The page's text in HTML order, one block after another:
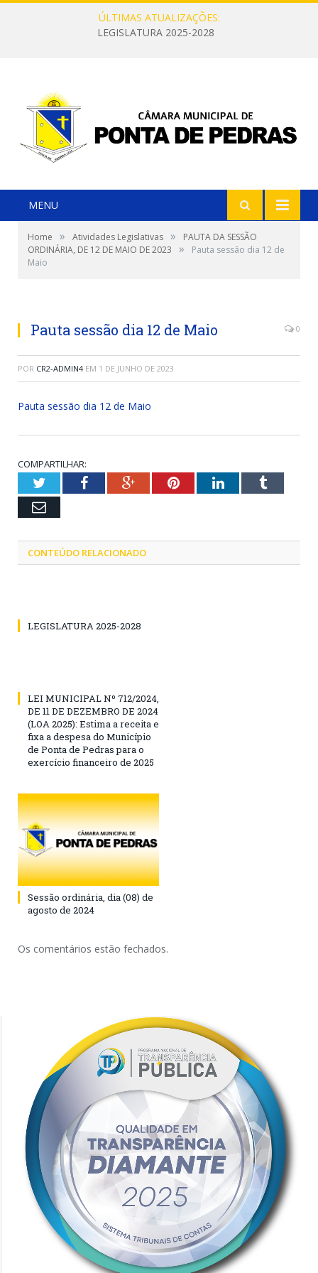
ÚLTIMAS ATUALIZAÇÕES:
LEGISLATURA 2025-2028
MENU
Home » Atividades Legislativas »
PAUTA DA SESSÃO
ORDINÁRIA, DE 12 DE MAIO DE 2023
»
Pauta sessão dia 12 de
Maio
Pauta sessão dia 12 de Maio 0
POR CR2-ADMIN4 EM 1 DE JUNHO DE 2023
Pauta sessão dia 12 de Maio
COMPARTILHAR:
TwitterFacebookGoogle+PinterestLinkedInTumblr
Email
CONTEÚDO RELACIONADO
LEGISLATURA 2025-2028
LEI MUNICIPAL Nº 712/2024,
DE 11 DE DEZEMBRO DE 2024
(LOA 2025): Estima a receita e
fixa a despesa do Município
de Ponta de Pedras para o
exercício financeiro de 2025
Sessão ordinária, dia (08) de
agosto de 2024
Os comentários estão fechados.